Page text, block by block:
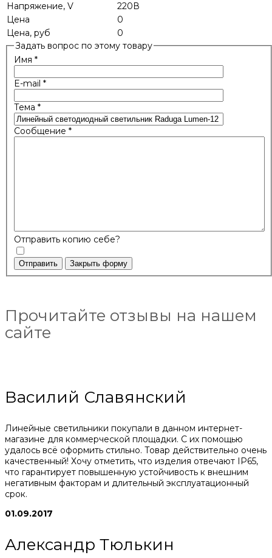
Напряжение, V
220В
Цена
0
Цена, руб
0
Задать вопрос по этому товару
Имя *
E-mail *
Тема *
Сообщение *
Отправить копию себе?
Отправить Закрыть форму
Прочитайте отзывы на нашем
сайте
Василий Славянский
Линейные светильники покупали в данном интернет-
магазине для коммерческой площадки. С их помощью
удалось всё оформить стильно. Товар действительно очень
качественный! Хочу отметить, что изделия отвечают IP65,
что гарантирует повышенную устойчивость к внешним
негативным факторам и длительный эксплуатационный
срок.
01.09.2017
Александр Тюлькин